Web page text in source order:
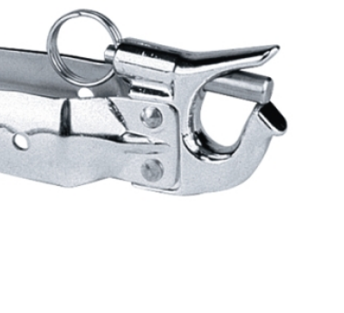
Rubberboten & Motoren
Outlet